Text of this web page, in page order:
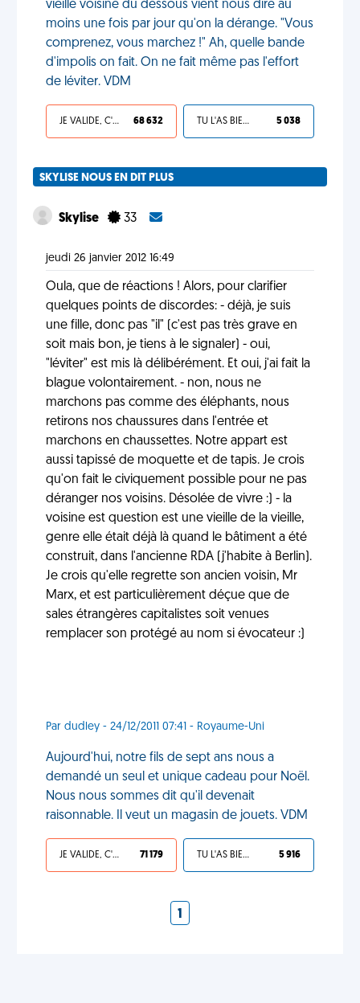
vieille voisine du dessous vient nous dire au
moins une fois par jour qu'on la dérange. "Vous
comprenez, vous marchez !" Ah, quelle bande
d'impolis on fait. On ne fait même pas l'effort
de léviter. VDM
JE VALIDE, C'EST UNE VDM 68 632 TU L'AS BIEN MÉRITÉ 5 038
SKYLISE NOUS EN DIT PLUS
Skylise 33
jeudi 26 janvier 2012 16:49
Oula, que de réactions ! Alors, pour clarifier
quelques points de discordes: - déjà, je suis
une fille, donc pas "il" (c'est pas très grave en
soit mais bon, je tiens à le signaler) - oui,
"léviter" est mis là délibérément. Et oui, j'ai fait la
blague volontairement. - non, nous ne
marchons pas comme des éléphants, nous
retirons nos chaussures dans l'entrée et
marchons en chaussettes. Notre appart est
aussi tapissé de moquette et de tapis. Je crois
qu'on fait le civiquement possible pour ne pas
déranger nos voisins. Désolée de vivre :) - la
voisine est question est une vieille de la vieille,
genre elle était déjà là quand le bâtiment a été
construit, dans l'ancienne RDA (j'habite à Berlin).
Je crois qu'elle regrette son ancien voisin, Mr
Marx, et est particulièrement déçue que de
sales étrangères capitalistes soit venues
remplacer son protégé au nom si évocateur :)
Par dudley - 24/12/2011 07:41 - Royaume-Uni
Aujourd'hui, notre fils de sept ans nous a
demandé un seul et unique cadeau pour Noël.
Nous nous sommes dit qu'il devenait
raisonnable. Il veut un magasin de jouets. VDM
JE VALIDE, C'EST UNE VDM 71 179 TU L'AS BIEN MÉRITÉ 5 916
1